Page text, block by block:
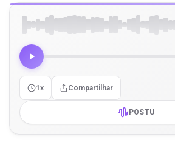
1x Compartilhar
POSTU